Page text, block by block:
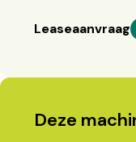
Leaseaanvraag
Deze